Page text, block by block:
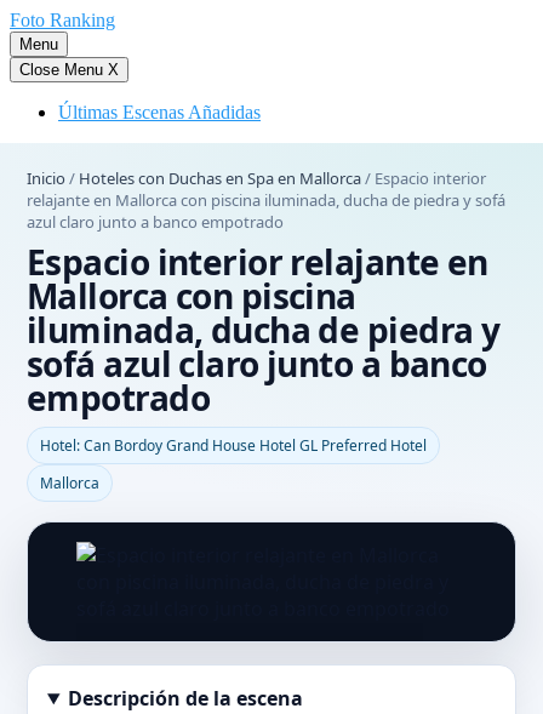
Saltar
al
contenido
Foto Ranking
Menu
Close Menu X
Últimas Escenas Añadidas
Inicio / Hoteles con Duchas en Spa en Mallorca/ Espacio interior
relajante en Mallorca con piscina iluminada, ducha de piedra y sofá
azul claro junto a banco empotrado
Espacio interior relajante en
Mallorca con piscina
iluminada, ducha de piedra y
sofá azul claro junto a banco
empotrado
Hotel: Can Bordoy Grand House Hotel GL Preferred Hotel
Mallorca
Abrir imagen en tamaño completo
Descripción de la escena